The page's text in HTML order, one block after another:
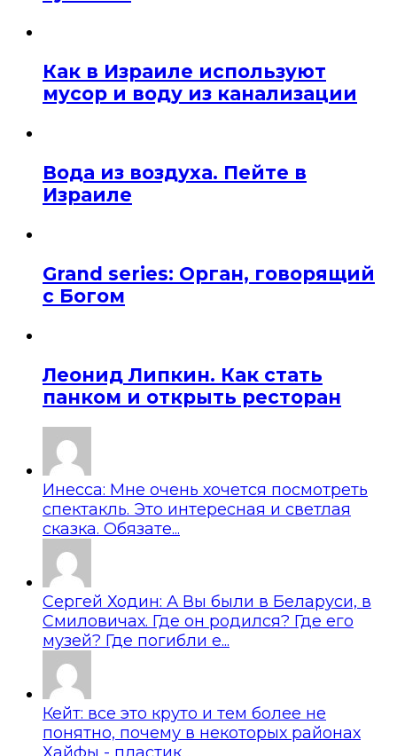
Как в Израиле используют
мусор и воду из канализации
Вода из воздуха. Пейте в
Израиле
Grand series: Орган, говорящий
с Богом
Леонид Липкин. Как стать
панком и открыть ресторан
Инесса: Мне очень хочется посмотреть
спектакль. Это интересная и светлая
сказка. Обязате...
Сергей Ходин: А Вы были в Беларуси, в
Смиловичах. Где он родился? Где его
музей? Где погибли е...
Кейт: все это круто и тем более не
понятно, почему в некоторых районах